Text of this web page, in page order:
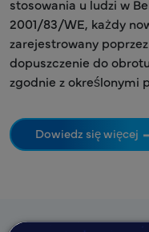
stosowania u ludzi w
2001/83/WE, każdy
zarejestrowany
dopuszczenie do
zgodnie z określonymi
Dowiedz się więcej